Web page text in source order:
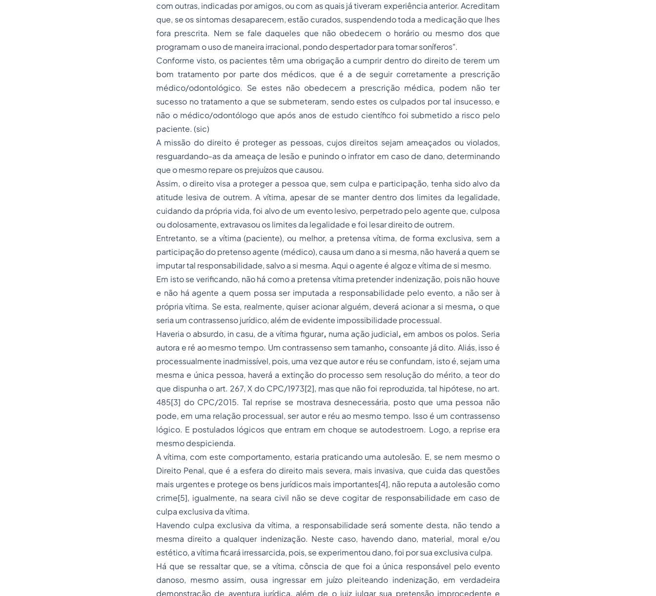
com outras, indicadas por amigos, ou com as quais já tiveram experiência anterior. Acreditam
que, se os sintomas desaparecem, estão curados, suspendendo toda a medicação que lhes
fora prescrita. Nem se fale daqueles que não obedecem o horário ou mesmo dos que
programam o uso de maneira irracional, pondo despertador para tomar soníferos".
Conforme visto, os pacientes têm uma obrigação a cumprir dentro do direito de terem um
bom tratamento por parte dos médicos, que é a de seguir corretamente a prescrição
médico/odontológico. Se estes não obedecem a prescrição médica, podem não ter
sucesso no tratamento a que se submeteram, sendo estes os culpados por tal insucesso, e
não o médico/odontólogo que após anos de estudo científico foi submetido a risco pelo
paciente. (sic)
A missão do direito é proteger as pessoas, cujos direitos sejam ameaçados ou violados,
resguardando-as da ameaça de lesão e punindo o infrator em caso de dano, determinando
que o mesmo repare os prejuízos que causou.
Assim, o direito visa a proteger a pessoa que, sem culpa e participação, tenha sido alvo da
atitude lesiva de outrem. A vítima, apesar de se manter dentro dos limites da legalidade,
cuidando da própria vida, foi alvo de um evento lesivo, perpetrado pelo agente que, culposa
ou dolosamente, extravasou os limites da legalidade e foi lesar direito de outrem.
Entretanto, se a vítima (paciente), ou melhor, a pretensa vítima, de forma exclusiva, sem a
participação do pretenso agente (médico), causa um dano a si mesma, não haverá a quem se
imputar tal responsabilidade, salvo a si mesma. Aqui o agente é algoz e vítima de si mesmo.
Em isto se verificando, não há como a pretensa vítima pretender indenização, pois não houve
e não há agente a quem possa ser imputada a responsabilidade pelo evento, a não ser à
própria vítima. Se esta, realmente, quiser acionar alguém, deverá acionar a si mesma, o que
seria um contrassenso jurídico, além de evidente impossibilidade processual.
Haveria o absurdo, in casu, de a vítima figurar, numa ação judicial, em ambos os polos. Seria
autora e ré ao mesmo tempo. Um contrassenso sem tamanho, consoante já dito. Aliás, isso é
processualmente inadmissível, pois, uma vez que autor e réu se confundam, isto é, sejam uma
mesma e única pessoa, haverá a extinção do processo sem resolução do mérito, a teor do
que dispunha o art. 267, X do CPC/1973[2], mas que não foi reproduzida, tal hipótese, no art.
485[3] do CPC/2015. Tal reprise se mostrava desnecessária, posto que uma pessoa não
pode, em uma relação processual, ser autor e réu ao mesmo tempo. Isso é um contrassenso
lógico. E postulados lógicos que entram em choque se autodestroem. Logo, a reprise era
mesmo despicienda.
A vítima, com este comportamento, estaria praticando uma autolesão. E, se nem mesmo o
Direito Penal, que é a esfera do direito mais severa, mais invasiva, que cuida das questões
mais urgentes e protege os bens jurídicos mais importantes[4], não reputa a autolesão como
crime[5], igualmente, na seara civil não se deve cogitar de responsabilidade em caso de
culpa exclusiva da vítima.
Havendo culpa exclusiva da vítima, a responsabilidade será somente desta, não tendo a
mesma direito a qualquer indenização. Neste caso, havendo dano, material, moral e/ou
estético, a vítima ficará irressarcida, pois, se experimentou dano, foi por sua exclusiva culpa.
Há que se ressaltar que, se a vítima, cônscia de que foi a única responsável pelo evento
danoso, mesmo assim, ousa ingressar em juízo pleiteando indenização, em verdadeira
demonstração de aventura jurídica, além de o juiz julgar sua pretensão improcedente e